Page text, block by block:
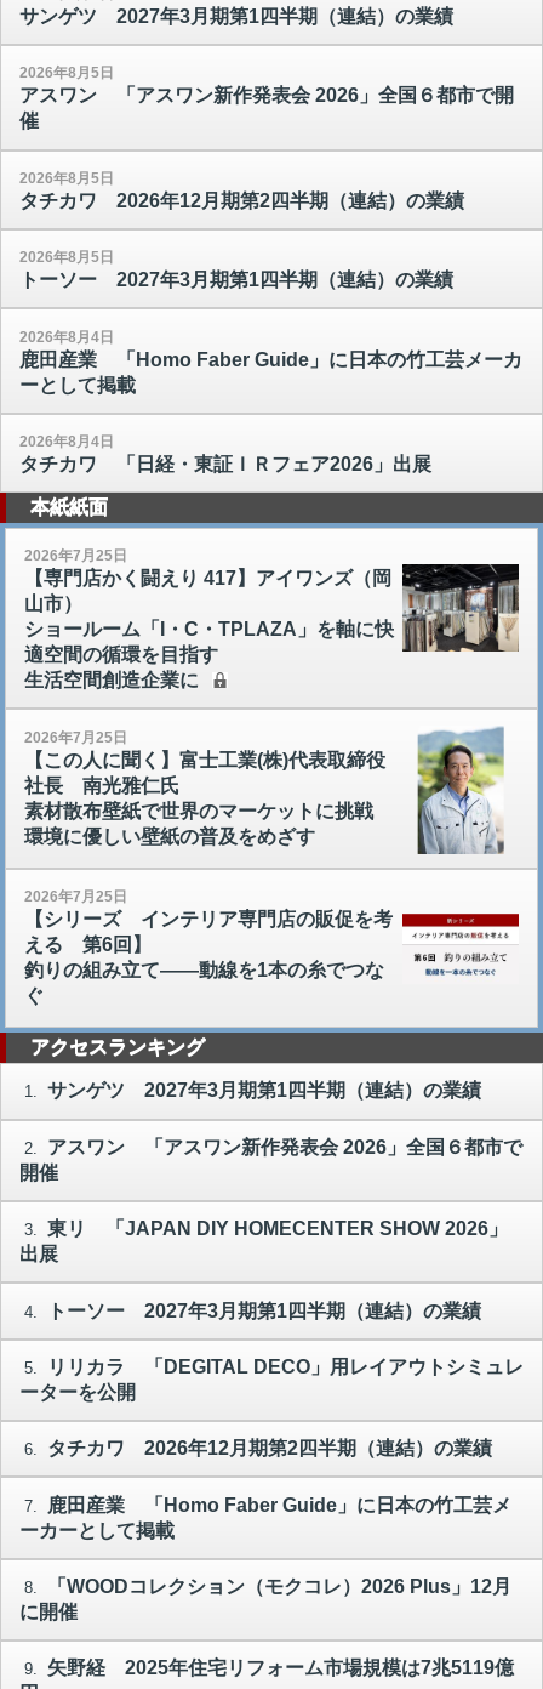
サンゲツ 2027年3月期第1四半期（連結）の業績
2026年8月5日
アスワン 「アスワン新作発表会 2026」全国６都市で開
催
2026年8月5日
タチカワ 2026年12月期第2四半期（連結）の業績
2026年8月5日
トーソー 2027年3月期第1四半期（連結）の業績
2026年8月4日
鹿田産業 「Homo Faber Guide」に日本の竹工芸メーカ
ーとして掲載
2026年8月4日
タチカワ 「日経・東証ＩＲフェア2026」出展
本紙紙面
2026年7月25日
【専門店かく闘えり 417】アイワンズ（岡
山市）
ショールーム「I・C・TPLAZA」を軸に快
適空間の循環を目指す
生活空間創造企業に
2026年7月25日
【この人に聞く】富士工業(株)代表取締役
社長 南光雅仁氏
素材散布壁紙で世界のマーケットに挑戦
環境に優しい壁紙の普及をめざす
2026年7月25日
【シリーズ インテリア専門店の販促を考
える 第6回】
釣りの組み立て――動線を1本の糸でつな
ぐ
アクセスランキング
1. サンゲツ 2027年3月期第1四半期（連結）の業績
2.
アスワン 「アスワン新作発表会 2026」全国６都市で
開催
3. 東リ 「JAPAN DIY HOMECENTER SHOW 2026」
出展
4. トーソー 2027年3月期第1四半期（連結）の業績
5.
リリカラ 「DEGITAL DECO」用レイアウトシミュレ
ーターを公開
6. タチカワ 2026年12月期第2四半期（連結）の業績
7.
鹿田産業 「Homo Faber Guide」に日本の竹工芸メ
ーカーとして掲載
8.
「WOODコレクション（モクコレ）2026 Plus」12月
に開催
9.
矢野経 2025年住宅リフォーム市場規模は7兆5119億